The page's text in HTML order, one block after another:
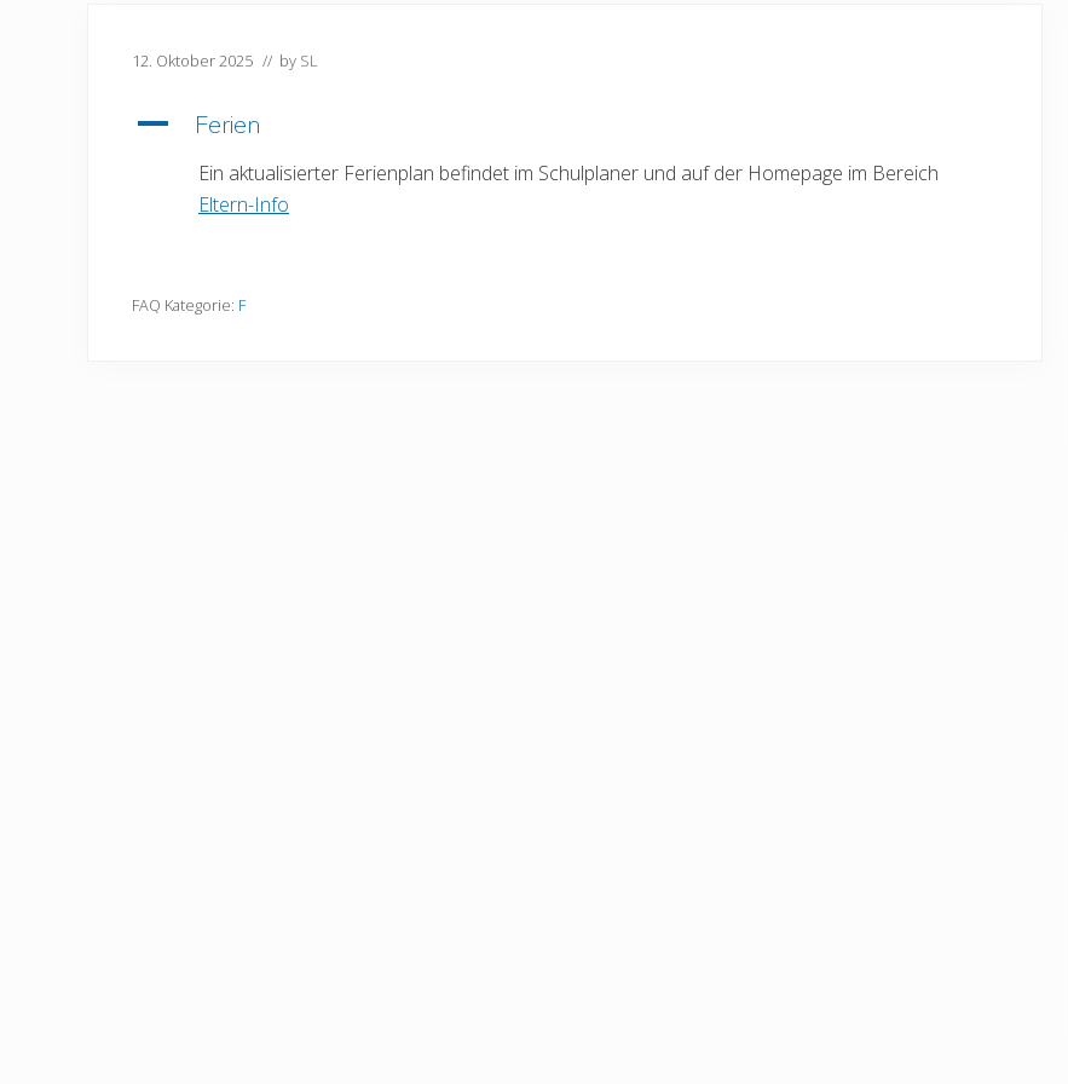
12. Oktober 2025 // by SL
A Ferien
Ein aktualisierter Ferienplan befindet im Schulplaner und auf der Homepage im Bereich
Eltern-Info
FAQ Kategorie: F